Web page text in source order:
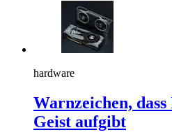
hardware
Warnzeichen,
Geist aufgibt